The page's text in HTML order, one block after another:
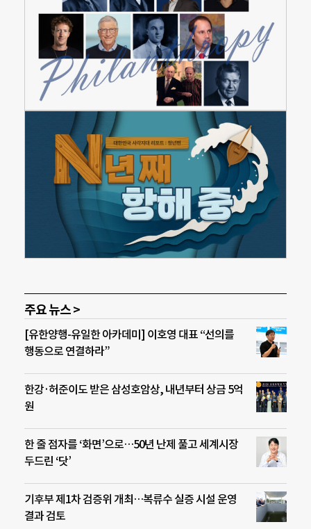
주요 뉴스 >
[유한양행-유일한 아카데미] 이호영 대표 “선의를
행동으로 연결하라”
한강·허준이도 받은 삼성호암상, 내년부터 상금 5억
원
한 줄 점자를 ‘화면’으로…50년 난제 풀고 세계시장
두드린 ‘닷’
기후부 제1차 검증위 개최…복류수 실증 시설 운영
결과 검토